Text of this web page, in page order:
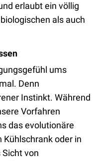
erlaubt ein völlig
als auch
ums
Denn
Instinkt. Während
Vorfahren
das evolutionäre
Kühlschrank oder in
von